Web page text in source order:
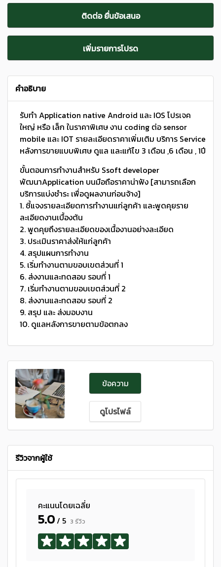
ติดต่อ ยื่นข้อเสนอ
เพิ่มรายการโปรด
คำอธิบาย
รับทำ Application native Android และ IOS โปรเจค
ใหญ่ หรือ เล็ก ในราคาพิเศษ งาน coding ต่อ sensor
mobile และ IOT รายละเอียดราคาเพิ่มเติม บริการ Service
หลังการขายแบบพิเศษ ดูแล และแก้ไข 3 เดือน ,6 เดือน , 1ปี
ขั้นตอนการทำงานสำหรับ Ssoft developer
พัฒนาApplication บนมือถือราคาน่าฟัง [สามารถเลือก
บริการแบ่งชำระ เพื่อดูผลงานก่อนจ้าง]
1. ชี้แจงรายละเอียดการทำงานแก่ลูกค้า และพูดคุยราย
ละเอียดงานเบื้องต้น
2. พูดคุยถึงรายละเอียดของเนื้องานอย่างละเอียด
3. ประเมินราคาส่งให้แก่ลูกค้า
4. สรุปแผนการทำงาน
5. เริ่มทำงานตามขอบเขตส่วนที่ 1
6. ส่งงานและทดสอบ รอบที่ 1
7. เริ่มทำงานตามขอบเขตส่วนที่ 2
8. ส่งงานและทดสอบ รอบที่ 2
9. สรุป และ ส่งมอบงาน
10. ดูแลหลังการขายตามข้อตกลง
ข้อความ
ดูโปรไฟล์
รีวิวจากผู้ใช้
คะแนนโดยเฉลี่ย
5.0/ 5 3 รีวิว